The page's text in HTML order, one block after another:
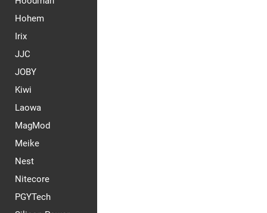
Hohem
Irix
JJC
JOBY
Kiwi
Laowa
MagMod
Meike
Nest
Nitecore
PGYTech